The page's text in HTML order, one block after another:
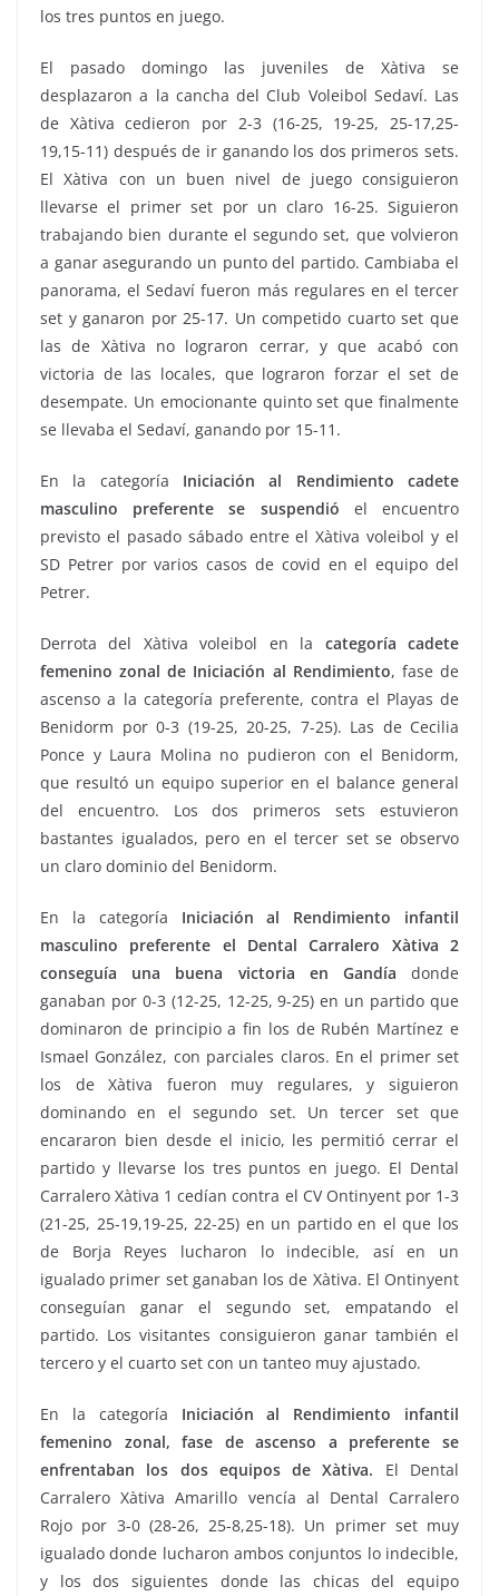
los tres puntos en juego.
El pasado domingo las juveniles de Xàtiva se
desplazaron a la cancha del Club Voleibol Sedaví. Las
de Xàtiva cedieron por 2-3 (16-25, 19-25, 25-17,25-
19,15-11) después de ir ganando los dos primeros sets.
El Xàtiva con un buen nivel de juego consiguieron
llevarse el primer set por un claro 16-25. Siguieron
trabajando bien durante el segundo set, que volvieron
a ganar asegurando un punto del partido. Cambiaba el
panorama, el Sedaví fueron más regulares en el tercer
set y ganaron por 25-17. Un competido cuarto set que
las de Xàtiva no lograron cerrar, y que acabó con
victoria de las locales, que lograron forzar el set de
desempate. Un emocionante quinto set que finalmente
se llevaba el Sedaví, ganando por 15-11.
En la categoría Iniciación al Rendimiento cadete
masculino preferente
se suspendió el encuentro
previsto el pasado sábado entre el Xàtiva voleibol y el
SD Petrer por varios casos de covid en el equipo del
Petrer.
Derrota del Xàtiva voleibol en la categoría cadete
femenino zonal de Iniciación al Rendimiento, fase de
ascenso a la categoría preferente, contra el Playas de
Benidorm por 0-3 (19-25, 20-25, 7-25). Las de Cecilia
Ponce y Laura Molina no pudieron con el Benidorm,
que resultó un equipo superior en el balance general
del encuentro. Los dos primeros sets estuvieron
bastantes igualados, pero en el tercer set se observo
un claro dominio del Benidorm.
En la categoría Iniciación al Rendimiento infantil
masculino preferente el Dental Carralero Xàtiva 2
conseguía una buena victoria en Gandía donde
ganaban por 0-3 (12-25, 12-25, 9-25) en un partido que
dominaron de principio a fin los de Rubén Martínez e
Ismael González, con parciales claros. En el primer set
los de Xàtiva fueron muy regulares, y siguieron
dominando en el segundo set. Un tercer set que
encararon bien desde el inicio, les permitió cerrar el
partido y llevarse los tres puntos en juego. El Dental
Carralero Xàtiva 1 cedían contra el CV Ontinyent por 1-3
(21-25, 25-19,19-25, 22-25) en un partido en el que los
de Borja Reyes lucharon lo indecible, así en un
igualado primer set ganaban los de Xàtiva. El Ontinyent
conseguían ganar el segundo set, empatando el
partido. Los visitantes consiguieron ganar también el
tercero y el cuarto set con un tanteo muy ajustado.
En la categoría Iniciación al Rendimiento infantil
femenino zonal, fase de ascenso a preferente se
enfrentaban los dos equipos de Xàtiva. El Dental
Carralero Xàtiva Amarillo vencía al Dental Carralero
Rojo por 3-0 (28-26, 25-8,25-18). Un primer set muy
igualado donde lucharon ambos conjuntos lo indecible,
y los dos siguientes donde las chicas del equipo